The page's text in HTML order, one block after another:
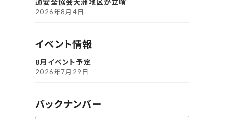
通安全協会大洲地区が立哨
2026年8月4日
イベント情報
8月イベント予定
2026年7月29日
バックナンバー
ア